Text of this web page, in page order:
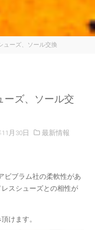
ューズ、ソール交換
ーズ、ソール交
月30日 最新情報
ビブラム社の柔軟性があ
スシューズとの相性が
けます。